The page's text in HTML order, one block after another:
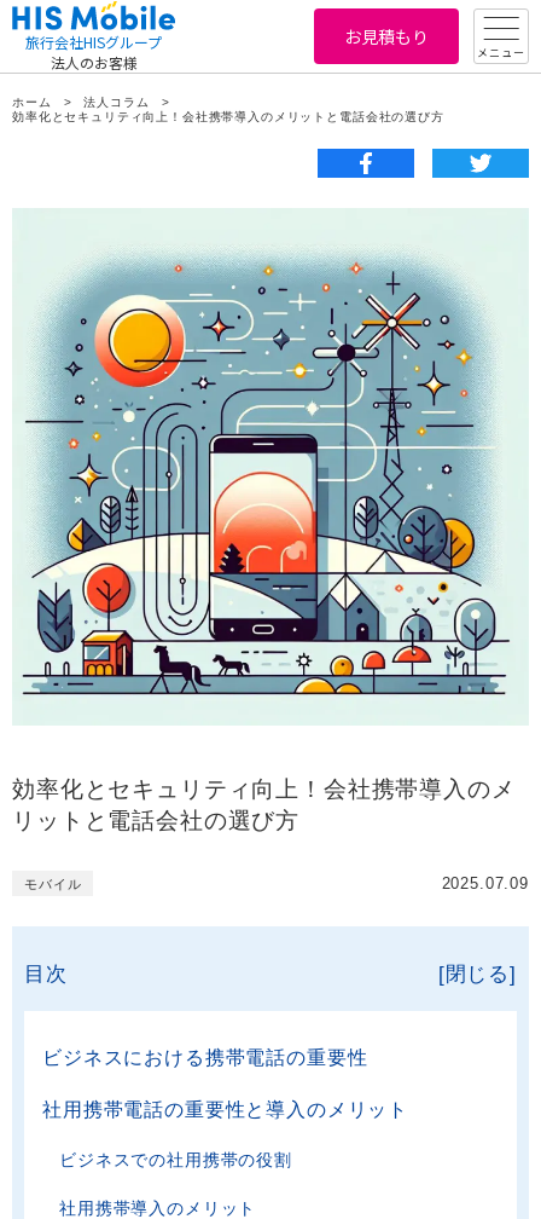
旅行会社HISグループ
法人のお客様
お見積もり
メニュー
ホーム
法人コラム
効率化とセキュリティ向上！会社携帯導入のメリットと電話会社の選び方
効率化とセキュリティ向上！会社携帯導入のメ
リットと電話会社の選び方
モバイル 2025.07.09
目次 [閉じる]
ビジネスにおける携帯電話の重要性
社用携帯電話の重要性と導入のメリット
ビジネスでの社用携帯の役割
社用携帯導入のメリット